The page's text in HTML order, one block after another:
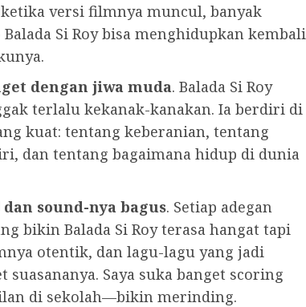
ketika versi filmnya muncul, banyak
Si Roy bisa menghidupkan kembali
dengan jiwa muda. Balada Si Roy
terlalu kekanak-kanakan. Ia berdiri di
kuat: tentang keberanian, tentang
dan tentang bagaimana hidup di dunia
sound-nya bagus. Setiap adegan
bikin Balada Si Roy terasa hangat tapi
otentik, dan lagu-lagu yang jadi
Saya suka banget scoring
di sekolah—bikin merinding.